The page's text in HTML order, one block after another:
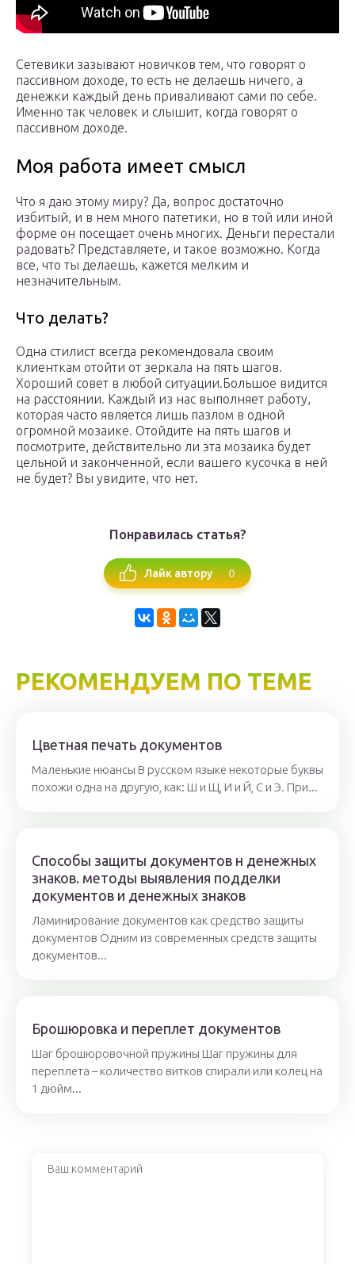
Сетевики зазывают новичков тем, что говорят о
пассивном доходе, то есть не делаешь ничего, а
денежки каждый день приваливают сами по себе.
Именно так человек и слышит, когда говорят о
пассивном доходе.
Моя работа имеет смысл
Что я даю этому миру? Да, вопрос достаточно
избитый, и в нем много патетики, но в той или иной
форме он посещает очень многих. Деньги перестали
радовать? Представляете, и такое возможно. Когда
все, что ты делаешь, кажется мелким и
незначительным.
Что делать?
Одна стилист всегда рекомендовала своим
клиенткам отойти от зеркала на пять шагов.
Хороший совет в любой ситуации.Большое видится
на расстоянии. Каждый из нас выполняет работу,
которая часто является лишь пазлом в одной
огромной мозаике. Отойдите на пять шагов и
посмотрите, действительно ли эта мозаика будет
цельной и законченной, если вашего кусочка в ней
не будет? Вы увидите, что нет.
Понравилась статья?
Лайк автору 0
РЕКОМЕНДУЕМ ПО ТЕМЕ
Цветная печать документов
Маленькие нюансы В русском языке некоторые буквы
похожи одна на другую, как: Ш и Щ, И и Й, С и Э. При...
Способы защиты документов н денежных
знаков. методы выявления подделки
документов и денежных знаков
Ламинирование документов как средство защиты
документов Одним из современных средств защиты
документов...
Брошюровка и переплет документов
Шаг брошюровочной пружины Шаг пружины для
переплета – количество витков спирали или колец на
1 дюйм...